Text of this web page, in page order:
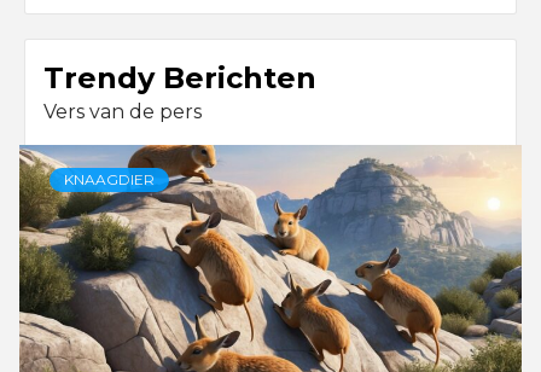
Trendy Berichten
Vers van de pers
KNAAGDIER